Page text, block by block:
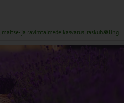
maitse- ja ravimtaimede kasvatus taskuhääling